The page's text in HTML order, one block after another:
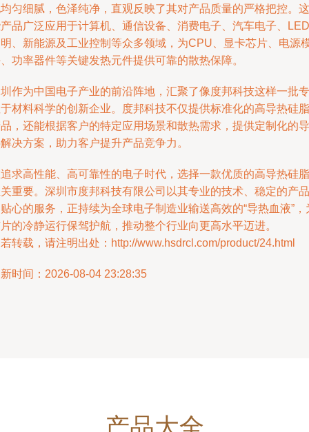
匀细腻，色泽纯净，直观反映了其对产品质量的严格把控。这
品广泛应用于计算机、通信设备、消费电子、汽车电子、LED
、新能源及工业控制等众多领域，为CPU、显卡芯片、电源
功率器件等关键发热元件提供可靠的散热保障。
作为中国电子产业的前沿阵地，汇聚了像度邦科技这样一批专
材料科学的创新企业。度邦科技不仅提供标准化的高导热硅脂
，还能根据客户的特定应用场景和散热需求，提供定制化的导
决方案，助力客户提升产品竞争力。
求高性能、高可靠性的电子时代，选择一款优质的高导热硅脂
重要。深圳市度邦科技有限公司以其专业的技术、稳定的产品
心的服务，正持续为全球电子制造业输送高效的“导热血液”，
的冷静运行保驾护航，推动整个行业向更高水平迈进。
转载，请注明出处：http://www.hsdrcl.com/product/24.html
时间：2026-08-04 23:28:35